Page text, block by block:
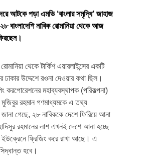
আটকে পড়া এমভি ‘বাংলার সমৃদ্ধি’ জাহাজ
বাংলাদেশি নাবিক রোমানিয়া থেকে আজ
থেকে টার্কিশ এয়ারলাইন্সের একটি
ঢাকার উদ্দেশে রওনা দেওয়ার কথা ছিল।
করপোরেশনের মহাব্যবস্থাপক (পরিকল্পনা)
মুজিবুর রহমান গণমাধ্যমকে এ তথ্য
গেছে, ২৮ নাবিককে দেশে ফিরিয়ে আনা
রহমানের লাশ এখনই দেশে আনা হচ্ছে
ইউক্রেনে ফ্রিজিং করে রাখা আছে। এ
হবে।